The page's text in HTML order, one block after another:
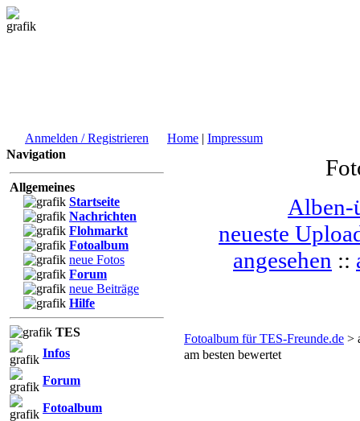
Anmelden / Registrieren Home | Impressum
Navigation
Allgemeines
Startseite
Nachrichten
Flohmarkt
Fotoalbum
neue Fotos
Forum
neue Beiträge
Hilfe
TES
Infos
Forum
Fotoalbum
Alben-
neueste
angesehen ::
Fotoalbum für TES-Freunde.de >
am besten bewertet